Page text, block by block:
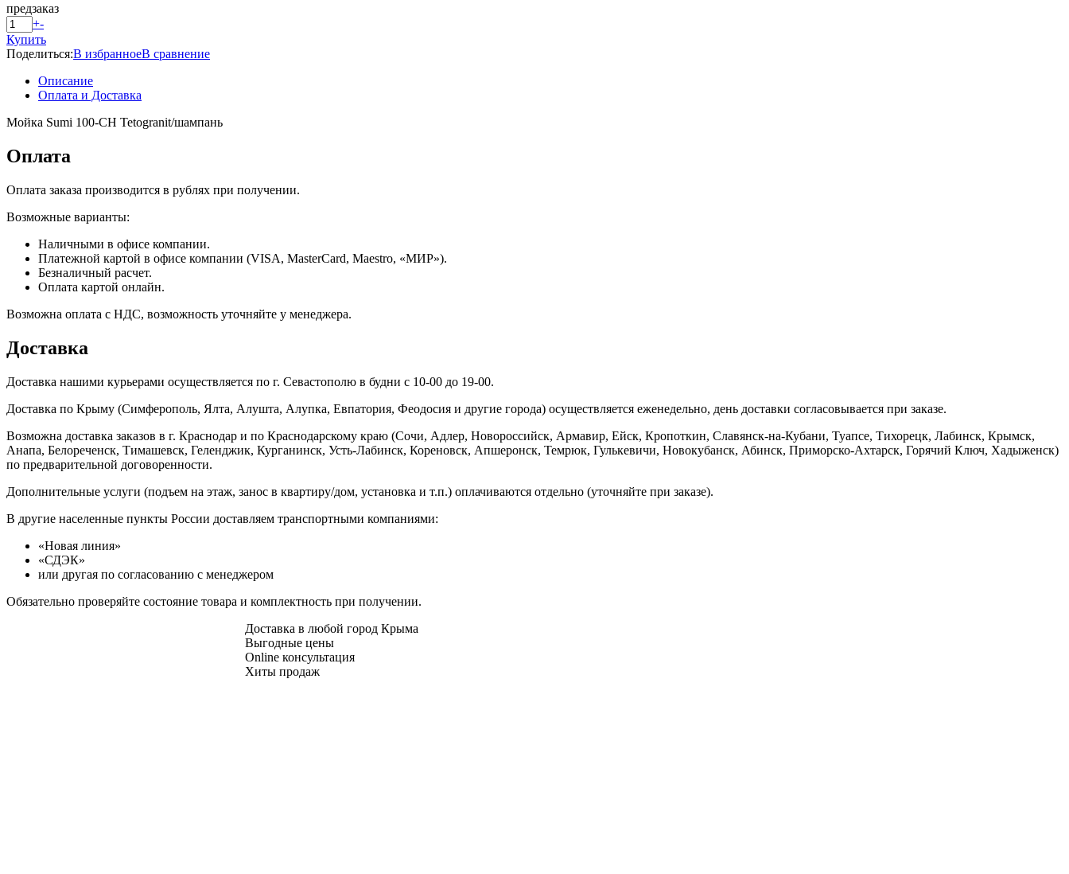
предзаказ
+-
Купить
Поделиться:В избранноеВ сравнение
Описание
Оплата и Доставка
Мойка Sumi 100-CH Tetogranit/шампань
Оплата
Оплата заказа производится в рублях при получении.
Возможные варианты:
Наличными в офисе компании.
Платежной картой в офисе компании (VISA, MasterCard, Maestro, «МИР»).
Безналичный расчет.
Оплата картой онлайн.
Возможна оплата с НДС, возможность уточняйте у менеджера.
Доставка
Доставка нашими курьерами осуществляется по г. Севастополю в будни с 10-00 до 19-00.
Доставка по Крыму (Симферополь, Ялта, Алушта, Алупка, Евпатория, Феодосия и другие города) осуществляется еженедельно, день доставки согласовывается при заказе.
Возможна доставка заказов в г. Краснодар и по Краснодарскому краю (Сочи, Адлер, Новороссийск, Армавир, Ейск, Кропоткин, Славянск-на-Кубани, Туапсе, Тихорецк, Лабинск, Крымск,
Анапа, Белореченск, Тимашевск, Геленджик, Курганинск, Усть-Лабинск, Кореновск, Апшеронск, Темрюк, Гулькевичи, Новокубанск, Абинск, Приморско-Ахтарск, Горячий Ключ, Хадыженск)
по предварительной договоренности.
Дополнительные услуги (подъем на этаж, занос в квартиру/дом, установка и т.п.) оплачиваются отдельно (уточняйте при заказе).
В другие населенные пункты России доставляем транспортными компаниями:
«Новая линия»
«СДЭК»
или другая по согласованию с менеджером
Обязательно проверяйте состояние товара и комплектность при получении.
Доставка в любой город Крыма
Выгодные цены
Online консультация
Хиты продаж